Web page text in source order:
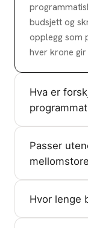
budsjett og
opplegg som
hver krone
Hva er
Passer
Hvor lenge